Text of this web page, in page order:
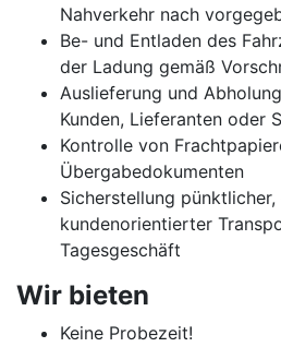
Nahverkehr nach
Be- und Entladen des
der Ladung gemäß
Auslieferung und
Kunden, Lieferanten oder
Kontrolle von
Übergabedokumenten
Sicherstellung
kundenorientierter
Tagesgeschäft
Wir bieten
Keine Probezeit!